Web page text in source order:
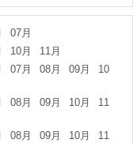
07月
10月
11月
07月 08月 09月
10
08月 09月 10月
11
08月 09月 10月
11